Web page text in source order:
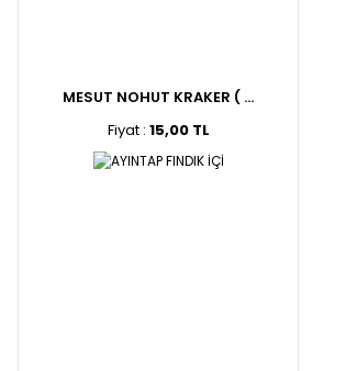
MESUT NOHUT KRAKER ( ...
Fiyat : 15,00 TL